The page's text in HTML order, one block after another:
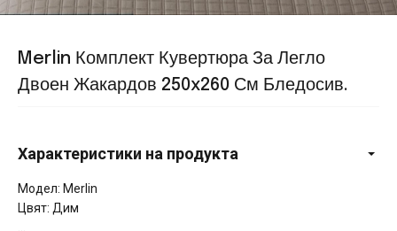
Merlin Комплект Кувертюра За Легло
Двоен Жакардов 250x260 См Бледосив.
Характеристики на продукта
Модел: Merlin
Цвят: Дим